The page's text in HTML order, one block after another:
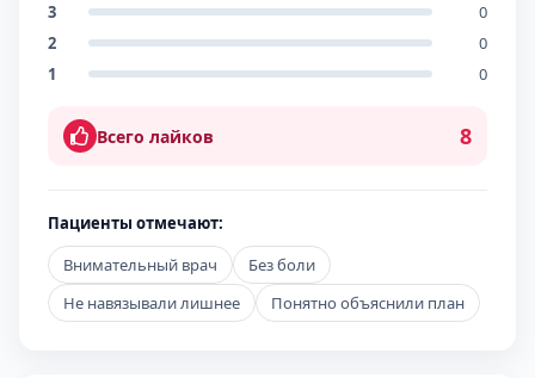
3
0
2
0
1
0
Всего лайков 8
Пациенты отмечают:
Внимательный врач
Без боли
Не навязывали лишнее
Понятно объяснили план